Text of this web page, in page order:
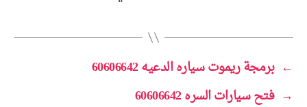
← برمجة ريموت سياره الدعيه 60606642
→ فتح سيارات السره 60606642